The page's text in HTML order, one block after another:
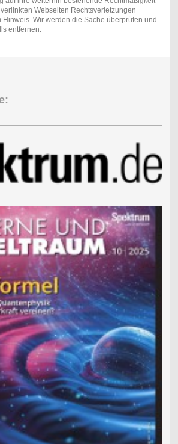
Webseiten Rechtsverletzungen
Wir werden die Sache überprüfen und
entfernen.